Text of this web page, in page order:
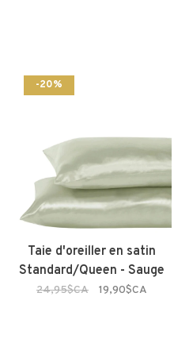
-20%
Taie d'oreiller en satin
Standard/Queen - Sauge
24,95$CA 19,90$CA